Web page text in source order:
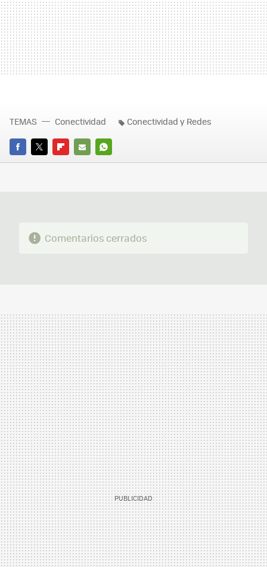
FACEBOOK
TWITTERFLIPBOARD
E-
WHATSAPP
TEMAS Conectividad Conectividad y Redes
Comentarios cerrados